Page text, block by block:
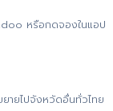
หรือกดจองในแอป
ายไปจังหวัดอื่นทั่วไทย